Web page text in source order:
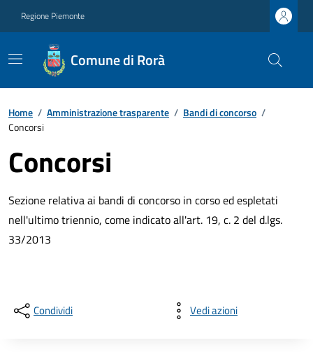
Regione Piemonte
Comune di Rorà
Home / Amministrazione trasparente / Bandi di concorso /
Concorsi
Concorsi
Sezione relativa ai bandi di concorso in corso ed espletati
nell'ultimo triennio, come indicato all'art. 19, c. 2 del d.lgs.
33/2013
Condividi Vedi azioni